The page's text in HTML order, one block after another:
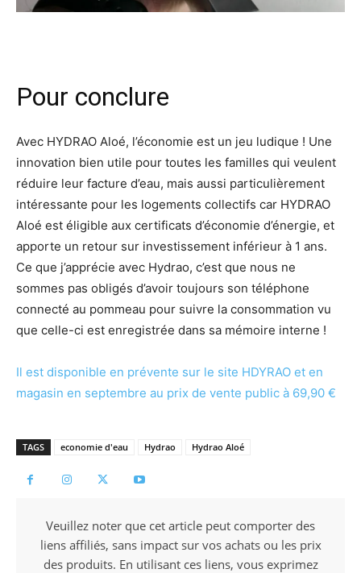
Pour conclure
Avec HYDRAO Aloé, l’économie est un jeu ludique ! Une
innovation bien utile pour toutes les familles qui veulent
réduire leur facture d’eau, mais aussi particulièrement
intéressante pour les logements collectifs car HYDRAO
Aloé est éligible aux certificats d’économie d’énergie, et
apporte un retour sur investissement inférieur à 1 ans.
Ce que j’apprécie avec Hydrao, c’est que nous ne
sommes pas obligés d’avoir toujours son téléphone
connecté au pommeau pour suivre la consommation vu
que celle-ci est enregistrée dans sa mémoire interne !
Il est disponible en prévente sur le site HDYRAO et en
magasin en septembre au prix de vente public à 69,90 €
TAGS economie d'eau Hydrao Hydrao Aloé
Veuillez noter que cet article peut comporter des
liens affiliés, sans impact sur vos achats ou les prix
des produits. En utilisant ces liens, vous exprimez